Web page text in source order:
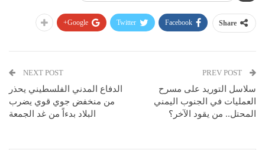
Share
Facebook
Twitter
Google+
سلاسل التوريد على مسرح
العمليات في الجنوب اليمني
المحتل.. من يقود الآخر؟
NEXT POST
الدفاع المدني الفلسطيني يحذر
من منخفض جوي قوي يضرب
البلاد بدءاً من غد الجمعة